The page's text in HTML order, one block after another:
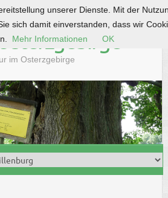
im Osterzgebirge
unserer Dienste. Mit der
sich damit einverstanden, dass wir
Mehr Informationen OK